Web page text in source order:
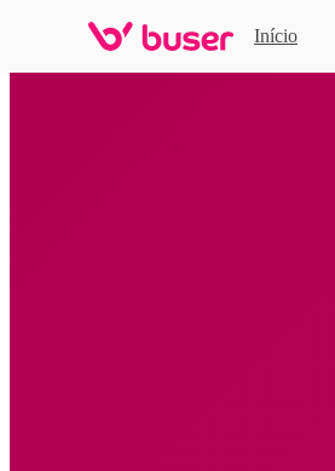
Início
Home